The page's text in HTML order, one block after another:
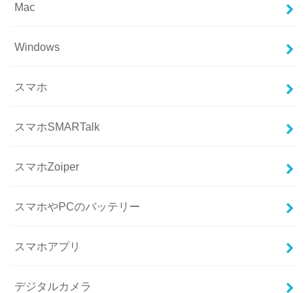
Mac
Windows
スマホ
スマホSMARTalk
スマホZoiper
スマホやPCのバッテリー
スマホアプリ
デジタルカメラ